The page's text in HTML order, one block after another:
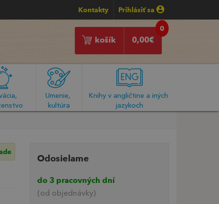
Kontakty Prihlásiť sa
0
0,00€
košík
Umenie,
kultúra
Knihy v angličtine a iných
jazykoch
Odosielame
do 3 pracovných dní
(od objednávky)